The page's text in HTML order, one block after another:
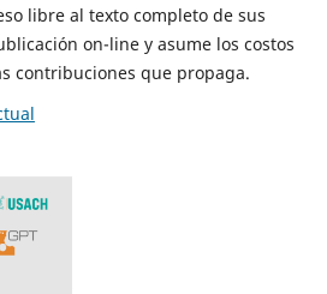
libre al texto completo de sus
on-line y asume los costos
contribuciones que propaga.